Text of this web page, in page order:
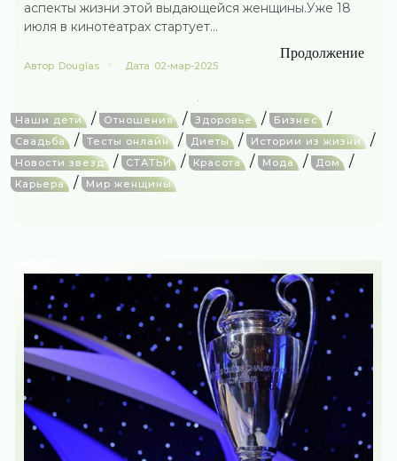
аспекты жизни этой выдающейся женщины.Уже 18
июля в кинотеатрах стартует...
Продолжение
Автор Douglas Дата 02-мар-2025
Наши дети / Отношения / Здоровье / Бизнес /
Свадьба / Тесты онлайн / Диеты / Истории из жизни /
Новости звезд / СТАТЬИ / Красота / Мода / Дом /
Карьера / Мир женщины